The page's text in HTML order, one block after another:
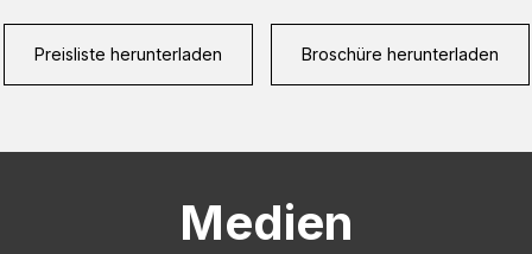
Preisliste herunterladen Broschüre herunterladen
Medien